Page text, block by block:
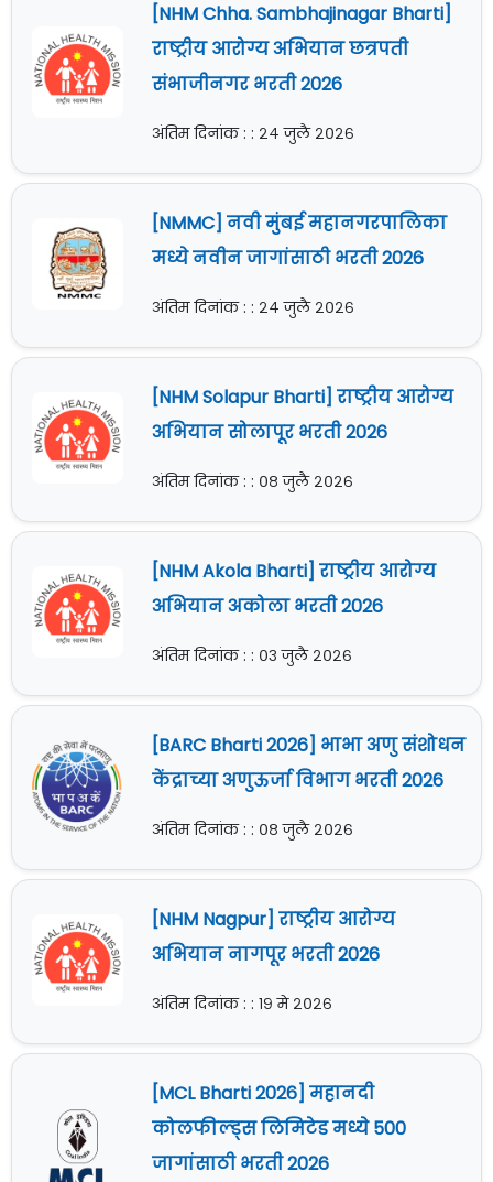
[NHM Chha. Sambhajinagar Bharti]
राष्ट्रीय आरोग्य अभियान छत्रपती
संभाजीनगर भरती 2026
अंतिम दिनांक : : २४ जुलै २०२६
[NMMC] नवी मुंबई महानगरपालिका
मध्ये नवीन जागांसाठी भरती 2026
अंतिम दिनांक : : २४ जुलै २०२६
[NHM Solapur Bharti] राष्ट्रीय आरोग्य
अभियान सोलापूर भरती 2026
अंतिम दिनांक : : ०८ जुलै २०२६
[NHM Akola Bharti] राष्ट्रीय आरोग्य
अभियान अकोला भरती 2026
अंतिम दिनांक : : ०३ जुलै २०२६
[BARC Bharti 2026] भाभा अणु संशोधन
केंद्राच्या अणुऊर्जा विभाग भरती 2026
अंतिम दिनांक : : ०८ जुलै २०२६
[NHM Nagpur] राष्ट्रीय आरोग्य
अभियान नागपूर भरती 2026
अंतिम दिनांक : : १९ मे २०२६
[MCL Bharti 2026] महानदी
कोलफील्ड्स लिमिटेड मध्ये 500
जागांसाठी भरती 2026